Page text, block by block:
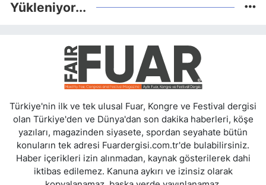
Yükleniyor...
Türkiye'nin ilk ve tek ulusal Fuar, Kongre ve Festival dergisi
olan Türkiye'den ve Dünya'dan son dakika haberleri, köşe
yazıları, magazinden siyasete, spordan seyahate bütün
konuların tek adresi Fuardergisi.com.tr'de bulabilirsiniz.
Haber içerikleri izin alınmadan, kaynak gösterilerek dahi
iktibas edilemez. Kanuna aykırı ve izinsiz olarak